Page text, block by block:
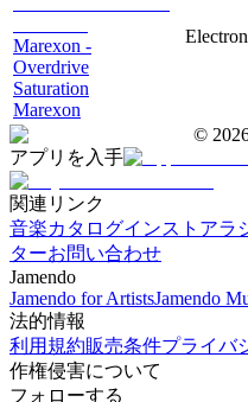
Marexon -
Overdrive
Saturation
Marexon
©
アプリを入手
関連リンク
音楽カタログインストアラ
ターお問い合わせ
Jamendo
Jamendo for ArtistsJamendo
法的情報
利用規約販売条件プライバ
作権侵害について
フォローする